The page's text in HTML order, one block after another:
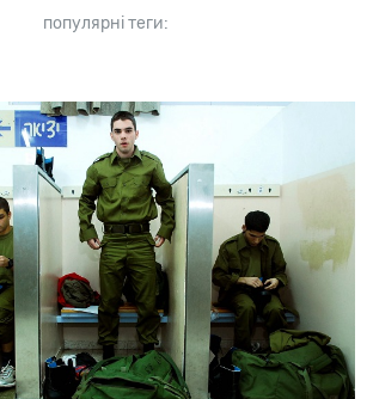
популярні теги: